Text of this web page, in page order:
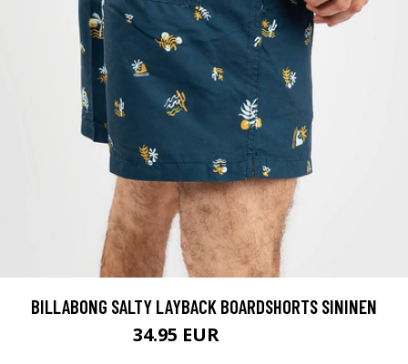
BILLABONG SALTY LAYBACK BOARDSHORTS SININEN
34.95 EUR